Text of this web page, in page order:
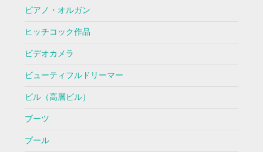
ピアノ・オルガン
ヒッチコック作品
ビデオカメラ
ビューティフルドリーマー
ビル（高層ビル）
ブーツ
プール